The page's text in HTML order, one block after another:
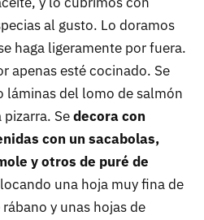
al gusto. Lo doramos
haga ligeramente por fuera.
apenas esté cocinado. Se
del lomo de salmón
Sedecora con
con un sacabolas,
y otros de puré de
una hoja muy fina de
y unas hojas de